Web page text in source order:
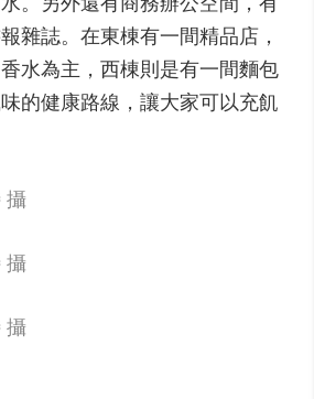
雜誌。在東棟有一間精品店，
水為主，西棟則是有一間麵包
的健康路線，讓大家可以充飢
攝
攝
攝